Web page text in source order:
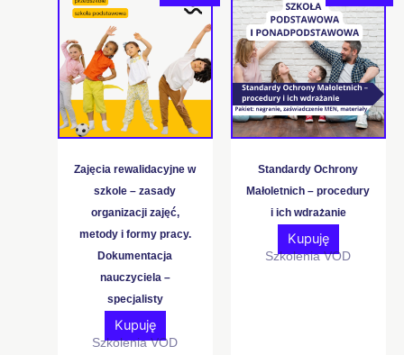
Zajęcia rewalidacyjne w
szkole – zasady
organizacji zajęć,
metody i formy pracy.
Dokumentacja
nauczyciela –
specjalisty
Kupuję
Szkolenia VOD
Standardy Ochrony
Małoletnich – procedury
i ich wdrażanie
Kupuję
Szkolenia VOD